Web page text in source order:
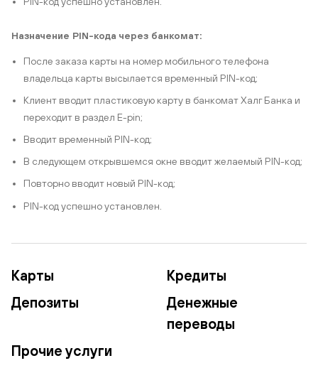
Назначение PIN-кода через банкомат:
После заказа карты на номер мобильного телефона
владельца карты высылается временный PIN-код;
Клиент вводит пластиковую карту в банкомат Халг Банка и
переходит в раздел E-pin;
Вводит временный PIN-код;
В следующем открывшемся окне вводит желаемый PIN-код;
Повторно вводит новый PIN-код;
PIN-код успешно установлен.
Карты
Кредиты
Депозиты
Денежные
переводы
Прочие услуги